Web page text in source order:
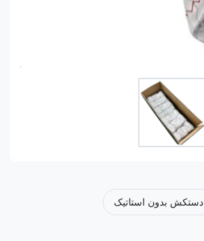
دستکش بدون استاتیک